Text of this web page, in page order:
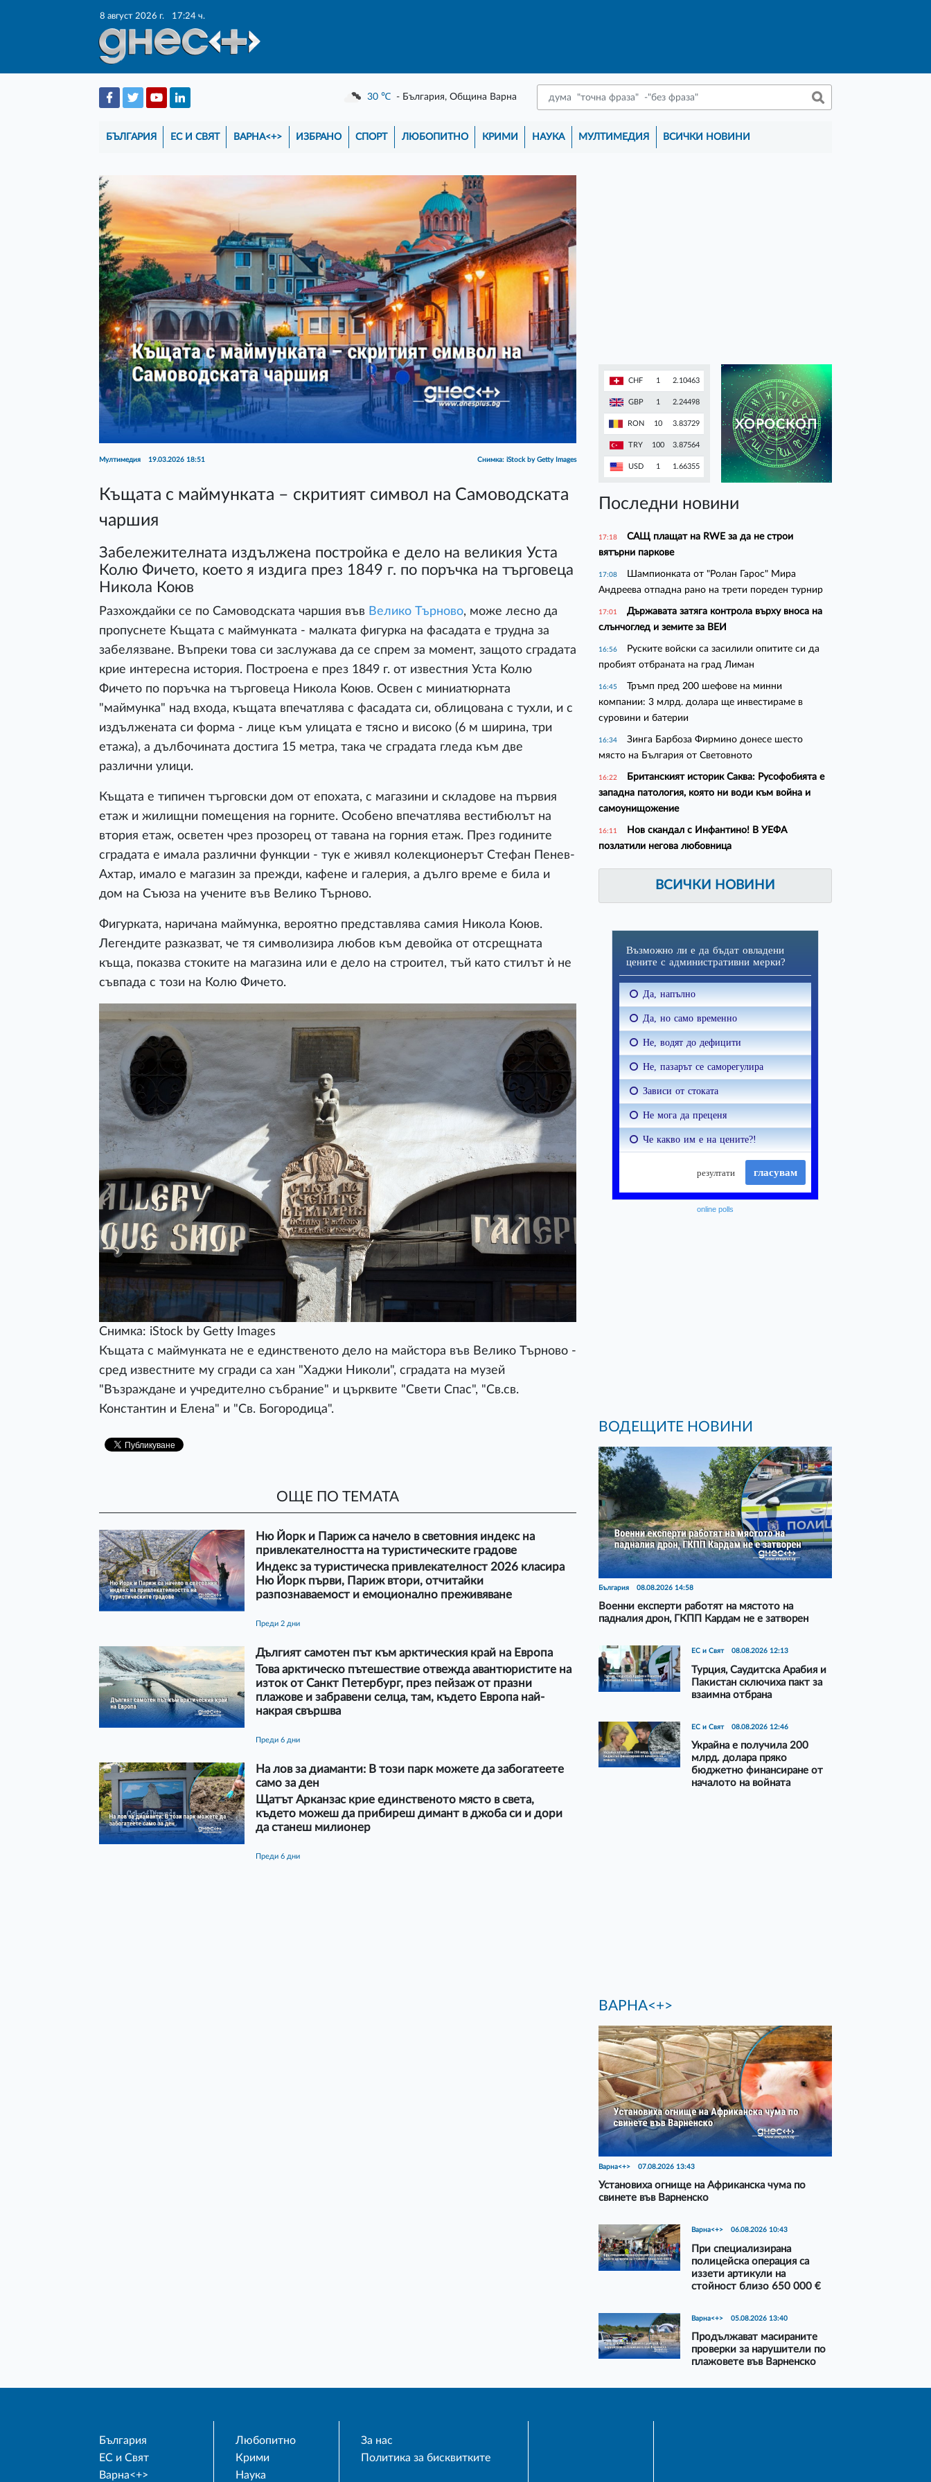
8 август 2026 г. 17:24 ч.
30 ℃ - България, Община Варна
БЪЛГАРИЯ ЕС И СВЯТ ВАРНА<+> ИЗБРАНО СПОРТ ЛЮБОПИТНО КРИМИ НАУКА МУЛТИМЕДИЯ ВСИЧКИ НОВИНИ
Мултимедия 19.03.2026 18:51 Снимка: iStock by Getty Images
Къщата с маймунката – скритият символ на Самоводската
чаршия
Забележителната издължена постройка е дело на великия Уста
Колю Фичето, което я издига през 1849 г. по поръчка на търговеца
Никола Коюв
Разхождайки се по Самоводската чаршия във Велико Търново, може лесно да
пропуснете Къщата с маймунката - малката фигурка на фасадата е трудна за
забелязване. Въпреки това си заслужава да се спрем за момент, защото сградата
крие интересна история. Построена е през 1849 г. от известния Уста Колю
Фичето по поръчка на търговеца Никола Коюв. Освен с миниатюрната
"маймунка" над входа, къщата впечатлява с фасадата си, облицована с тухли, и с
издължената си форма - лице към улицата е тясно и високо (6 м ширина, три
етажа), а дълбочината достига 15 метра, така че сградата гледа към две
различни улици.
Къщата е типичен търговски дом от епохата, с магазини и складове на първия
етаж и жилищни помещения на горните. Особено впечатлява вестибюлът на
втория етаж, осветен чрез прозорец от тавана на горния етаж. През годините
сградата е имала различни функции - тук е живял колекционерът Стефан Пенев-
Ахтар, имало е магазин за прежди, кафене и галерия, а дълго време е била и
дом на Съюза на учените във Велико Търново.
Фигурката, наричана маймунка, вероятно представлява самия Никола Коюв.
Легендите разказват, че тя символизира любов към девойка от отсрещната
къща, показва стоките на магазина или е дело на строител, тъй като стилът ѝ не
съвпада с този на Колю Фичето.
Снимка: iStock by Getty Images
Къщата с маймунката не е единственото дело на майстора във Велико Търново -
сред известните му сгради са хан "Хаджи Николи", сградата на музей
"Възраждане и учредително събрание" и църквите "Свети Спас", "Св.св.
Константин и Елена" и "Св. Богородица".
ОЩЕ ПО ТЕМАТА
Ню Йорк и Париж са начело в световния индекс на
привлекателността на туристическите градове
Индекс за туристическа привлекателност 2026 класира
Ню Йорк първи, Париж втори, отчитайки
разпознаваемост и емоционално преживяване
преди 2 дни
Дългият самотен път към арктическия край на Европа
Това арктическо пътешествие отвежда авантюристите на
изток от Санкт Петербург, през пейзаж от празни
плажове и забравени селца, там, където Европа най-
накрая свършва
преди 6 дни
На лов за диаманти: В този парк можете да забогатеете
само за ден
Щатът Арканзас крие единственото място в света,
където можеш да прибиреш димант в джоба си и дори
да станеш милионер
преди 6 дни
CHF 1 2.10463
GBP 1 2.24498
RON 10 3.83729
TRY 100 3.87564
USD 1 1.66355
ХОРОСКОП
Последни новини
17:18
САЩ плащат на RWE за да не строи
вятърни паркове
17:08
Шампионката от "Ролан Гарос" Мира
Андреева отпадна рано на трети пореден турнир
17:01
Държавата затяга контрола върху вноса на
слънчоглед и земите за ВЕИ
16:56
Руските войски са засилили опитите си да
пробият отбраната на град Лиман
16:45
Тръмп пред 200 шефове на минни
компании: 3 млрд. долара ще инвестираме в
суровини и батерии
16:34
Зинга Барбоза Фирмино донесе шесто
място на България от Световното
16:22
Британският историк Саква: Русофобията е
западна патология, която ни води към война и
самоунищожение
16:11
Нов скандал с Инфантино! В УЕФА
позлатили негова любовница
ВСИЧКИ НОВИНИ
online polls
ВОДЕЩИТЕ НОВИНИ
България 08.08.2026 14:58
Военни експерти работят на мястото на
падналия дрон, ГКПП Кардам не е затворен
ЕС и Свят 08.08.2026 12:13
Турция, Саудитска Арабия и
Пакистан сключиха пакт за
взаимна отбрана
ЕС и Свят 08.08.2026 12:46
Украйна е получила 200
млрд. долара пряко
бюджетно финансиране от
началото на войната
ВАРНА<+>
Варна<+> 07.08.2026 13:43
Установиха огнище на Африканска чума по
свинете във Варненско
Варна<+> 06.08.2026 10:43
При специализирана
полицейска операция са
иззети артикули на
стойност близо 650 000 €
Варна<+> 05.08.2026 13:40
Продължават масираните
проверки за нарушители по
плажовете във Варненско
България
ЕС и Свят
Варна<+>
Любопитно
Крими
Наука
За нас
Политика за бисквитките